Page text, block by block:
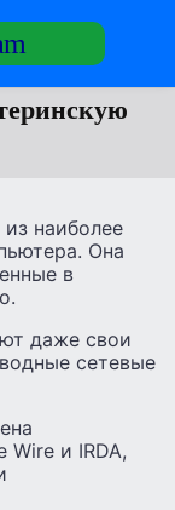
наиболее
Она
в
даже свои
сетевые
и IRDA,